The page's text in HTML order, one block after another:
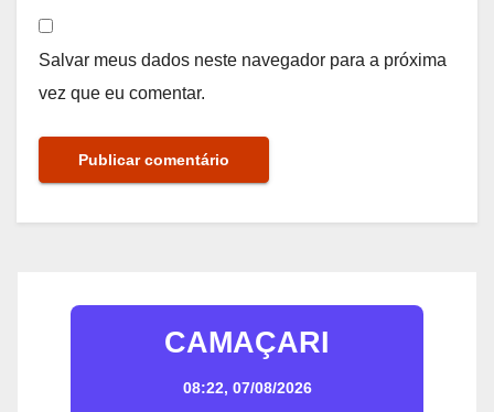
Salvar meus dados neste navegador para a próxima
vez que eu comentar.
CAMAÇARI
08:22, 07/08/2026